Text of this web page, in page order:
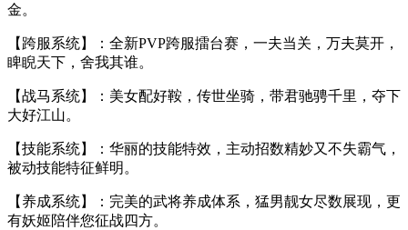
金。
【跨服系统】：全新PVP跨服擂台赛，一夫当关，万夫莫开，
睥睨天下，舍我其谁。
【战马系统】：美女配好鞍，传世坐骑，带君驰骋千里，夺下
大好江山。
【技能系统】：华丽的技能特效，主动招数精妙又不失霸气，
被动技能特征鲜明。
【养成系统】：完美的武将养成体系，猛男靓女尽数展现，更
有妖姬陪伴您征战四方。